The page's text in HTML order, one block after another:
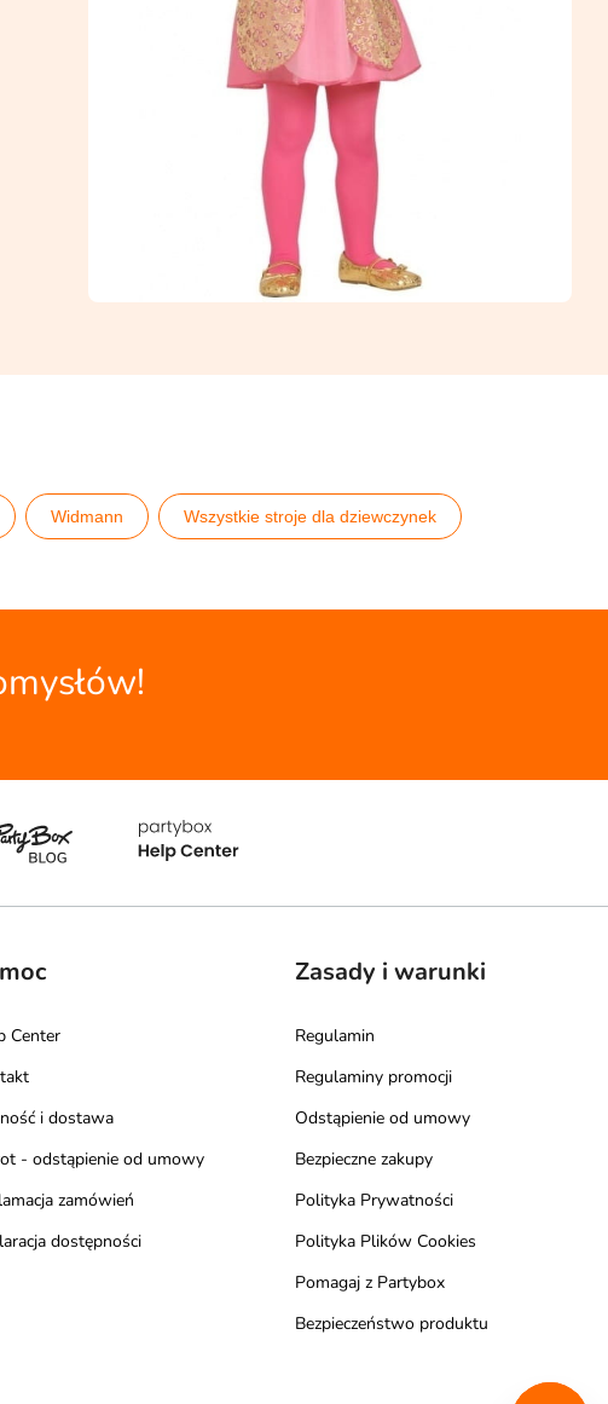
Widmann Wszystkie stroje dla dziewczynek
Center
i dostawa
- odstąpienie od umowy
zamówień
dostępności
Zasady i warunki
Regulamin
Regulaminy promocji
Odstąpienie od umowy
Bezpieczne zakupy
Polityka Prywatności
Polityka Plików Cookies
Pomagaj z Partybox
Bezpieczeństwo produktu